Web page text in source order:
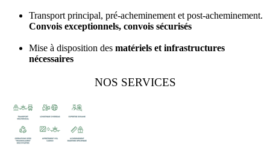
Transport principal, pré-acheminement et post-acheminement.
Convois exceptionnels, convois sécurisés
Mise à disposition des matériels et infrastructures
nécessaires
NOS SERVICES